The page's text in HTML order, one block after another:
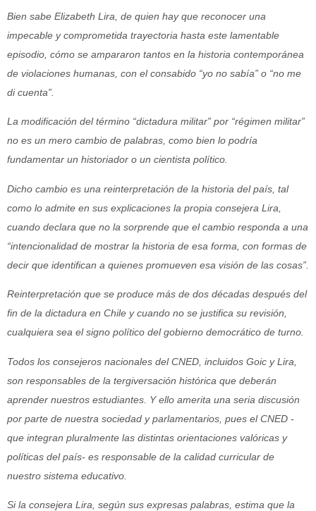
Bien sabe Elizabeth Lira, de quien hay que reconocer una
impecable y comprometida trayectoria hasta este lamentable
episodio, cómo se ampararon tantos en la historia contemporánea
de violaciones humanas, con el consabido “yo no sabía” o “no me
di cuenta”.
La modificación del término “dictadura militar” por “régimen militar”
no es un mero cambio de palabras, como bien lo podría
fundamentar un historiador o un cientista político.
Dicho cambio es una reinterpretación de la historia del país, tal
como lo admite en sus explicaciones la propia consejera Lira,
cuando declara que no la sorprende que el cambio responda a una
“intencionalidad de mostrar la historia de esa forma, con formas de
decir que identifican a quienes promueven esa visión de las cosas”.
Reinterpretación que se produce más de dos décadas después del
fin de la dictadura en Chile y cuando no se justifica su revisión,
cualquiera sea el signo político del gobierno democrático de turno.
Todos los consejeros nacionales del CNED, incluidos Goic y Lira,
son responsables de la tergiversación histórica que deberán
aprender nuestros estudiantes. Y ello amerita una seria discusión
por parte de nuestra sociedad y parlamentarios, pues el CNED -
que integran pluralmente las distintas orientaciones valóricas y
políticas del país- es responsable de la calidad curricular de
nuestro sistema educativo.
Si la consejera Lira, según sus expresas palabras, estima que la